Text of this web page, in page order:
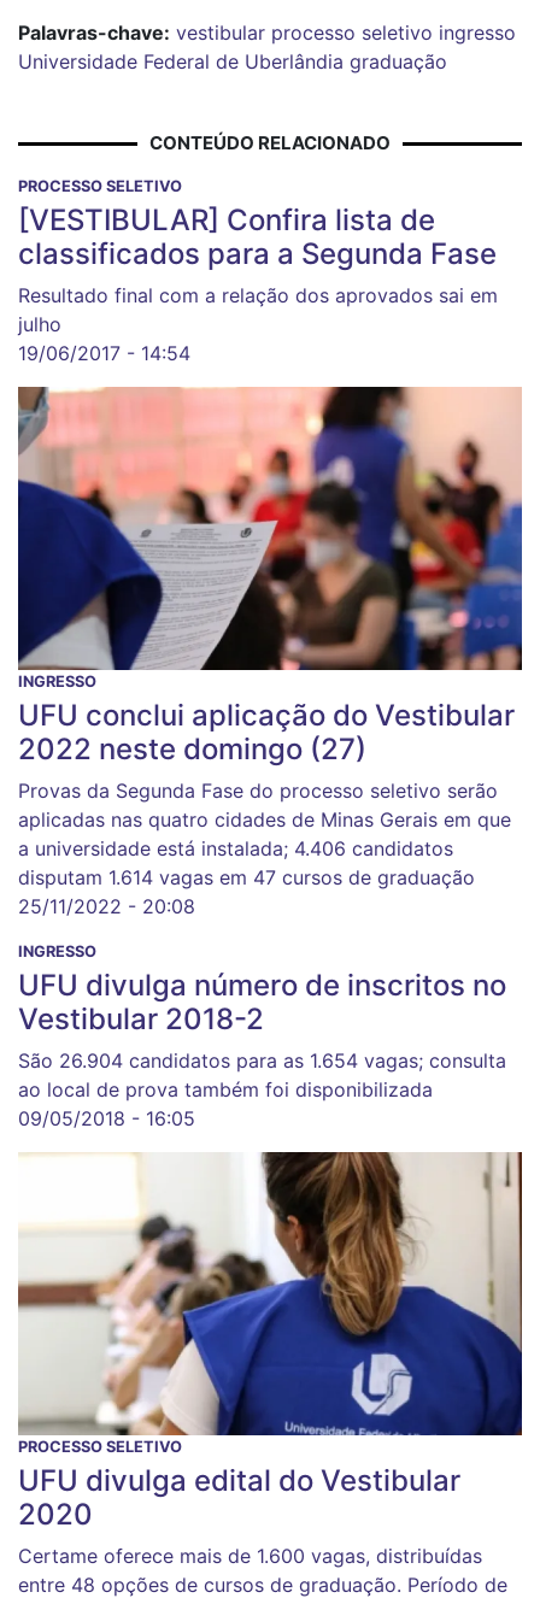
Palavras-chave: vestibular processo seletivo ingresso
Universidade Federal de Uberlândia graduação
CONTEÚDO RELACIONADO
PROCESSO SELETIVO
[VESTIBULAR] Confira lista de
classificados para a Segunda Fase
Resultado final com a relação dos aprovados sai em
julho
19/06/2017 - 14:54
INGRESSO
UFU conclui aplicação do Vestibular
2022 neste domingo (27)
Provas da Segunda Fase do processo seletivo serão
aplicadas nas quatro cidades de Minas Gerais em que
a universidade está instalada; 4.406 candidatos
disputam 1.614 vagas em 47 cursos de graduação
25/11/2022 - 20:08
INGRESSO
UFU divulga número de inscritos no
Vestibular 2018-2
São 26.904 candidatos para as 1.654 vagas; consulta
ao local de prova também foi disponibilizada
09/05/2018 - 16:05
PROCESSO SELETIVO
UFU divulga edital do Vestibular
2020
Certame oferece mais de 1.600 vagas, distribuídas
entre 48 opções de cursos de graduação. Período de